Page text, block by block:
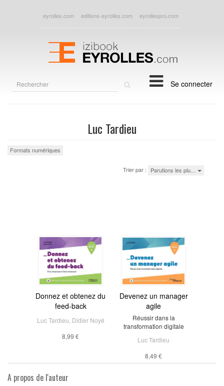
eyrolles.com editions-eyrolles.com eyrollespro.com
Se connecter
Luc Tardieu
Formats numériques
Trier par : Parutions les plu…
Donnez et obtenez du
feed-back
Luc Tardieu Didier Noyé
8,99 €
Devenez un manager
agile
Réussir dans la
transformation digitale
Luc Tardieu
8,49 €
A propos de l'auteur